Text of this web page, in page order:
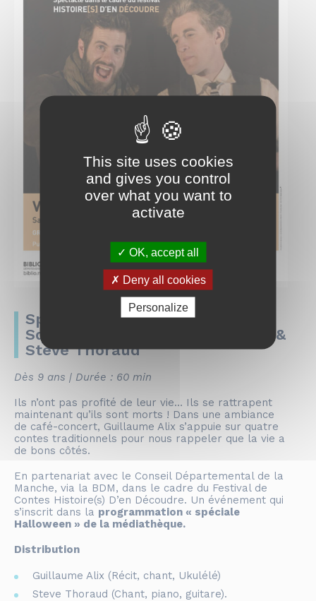
Spectacle » Le Piment des
Squelettes » par Guillaume Alix &
Steve Thoraud
Dès 9 ans | Durée : 60 min
Ils n’ont pas profité de leur vie… Ils se rattrapent
maintenant qu’ils sont morts ! Dans une ambiance
de café-concert, Guillaume Alix s’appuie sur quatre
contes traditionnels pour nous rappeler que la vie a
de bons côtés.
En partenariat avec le Conseil Départemental de la
Manche, via la BDM, dans le cadre du Festival de
Contes Histoire(s) D’en Découdre. Un événement qui
s’inscrit dans la programmation « spéciale
Halloween » de la médiathèque.
Distribution
Guillaume Alix (Récit, chant, Ukulélé)
Steve Thoraud (Chant, piano, guitare).
This site uses cookies
and gives you control
over what you want to
activate
OK, accept all
Deny all cookies
Personalize